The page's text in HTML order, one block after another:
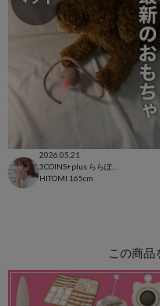
2026.05.21
HITOMI 165cm
この商品